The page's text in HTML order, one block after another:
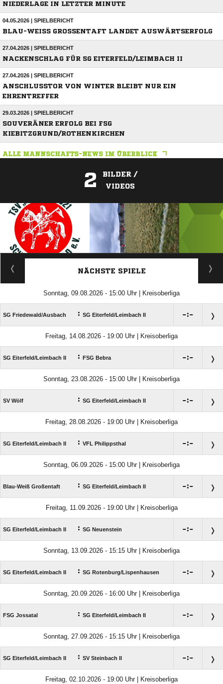
NIEDERLAGE IN LETZTER MINUTE
04.05.2026 | SPIELBERICHT
BLAU-WEISS GROSSENTAFT LANDET AUSWÄRTSERFOLG
27.04.2026 | SPIELBERICHT
NACKENSCHLAG FÜR SG EITERFELD/LEIMBACH II
27.04.2026 | SPIELBERICHT
ANSCHLUSSTOR VON WINTER BLEIBT NUR EIN
EHRENTREFFER
29.03.2026 | SPIELBERICHT
SOUVERÄNER ERFOLG BEI FSG
KIEBITZGRUND/ROTHENKIRCHEN
ALLE MANNSCHAFTS-NEWS IM ÜBERBLICK
2
BILDER /
VIDEOS
ANZEIGE
NÄCHSTE SPIELE
Sonntag, 09.08.2026 - 15:00 Uhr | Kreisoberliga
SG Friedewald/​Ausbach : SG Eiterfeld/​Leimbach II :
Freitag, 14.08.2026 - 19:00 Uhr | Kreisoberliga
SG Eiterfeld/​Leimbach II : FSG Bebra :
Sonntag, 23.08.2026 - 15:00 Uhr | Kreisoberliga
SV Wölf : SG Eiterfeld/​Leimbach II :
Freitag, 28.08.2026 - 19:00 Uhr | Kreisoberliga
SG Eiterfeld/​Leimbach II : VFL Philippsthal :
Sonntag, 06.09.2026 - 15:00 Uhr | Kreisoberliga
Blau-Weiß Großentaft : SG Eiterfeld/​Leimbach II :
Freitag, 11.09.2026 - 19:00 Uhr | Kreisoberliga
SG Eiterfeld/​Leimbach II : SG Neuenstein :
Sonntag, 13.09.2026 - 15:15 Uhr | Kreisoberliga
SG Eiterfeld/​Leimbach II : SG Rotenburg/​Lispenhausen :
Sonntag, 20.09.2026 - 16:00 Uhr | Kreisoberliga
FSG Jossatal : SG Eiterfeld/​Leimbach II :
Sonntag, 27.09.2026 - 15:15 Uhr | Kreisoberliga
SG Eiterfeld/​Leimbach II : SV Steinbach II :
Freitag, 02.10.2026 - 19:00 Uhr | Kreisoberliga